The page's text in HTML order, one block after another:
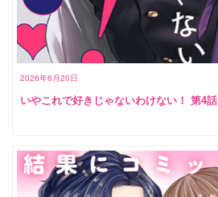
2026年6月20日
いやこれで好きじゃないわけない！ 第4話